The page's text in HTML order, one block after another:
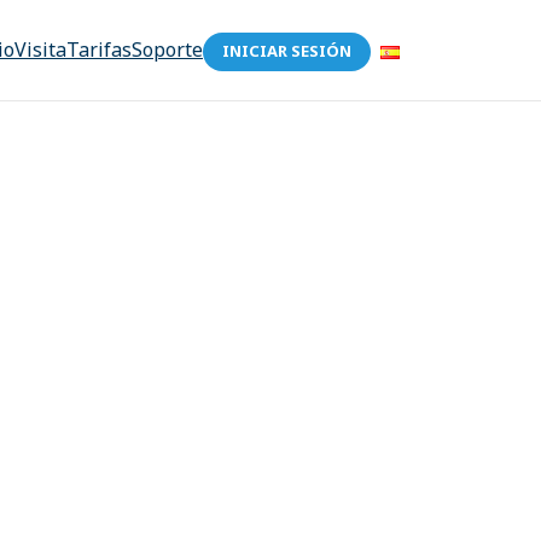
VisitaTarifasSoporte INICIAR SESIÓN